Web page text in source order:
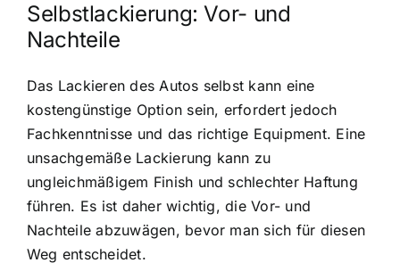
Selbstlackierung: Vor- und
Nachteile
Das Lackieren des Autos selbst kann eine
kostengünstige Option sein, erfordert jedoch
Fachkenntnisse und das richtige Equipment. Eine
unsachgemäße Lackierung kann zu
ungleichmäßigem Finish und schlechter Haftung
führen. Es ist daher wichtig, die Vor- und
Nachteile abzuwägen, bevor man sich für diesen
Weg entscheidet.